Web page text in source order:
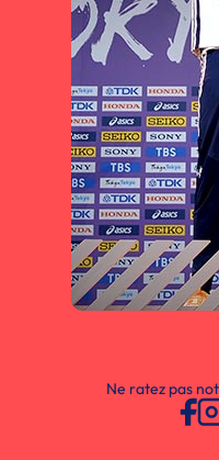
Ne ratez pas